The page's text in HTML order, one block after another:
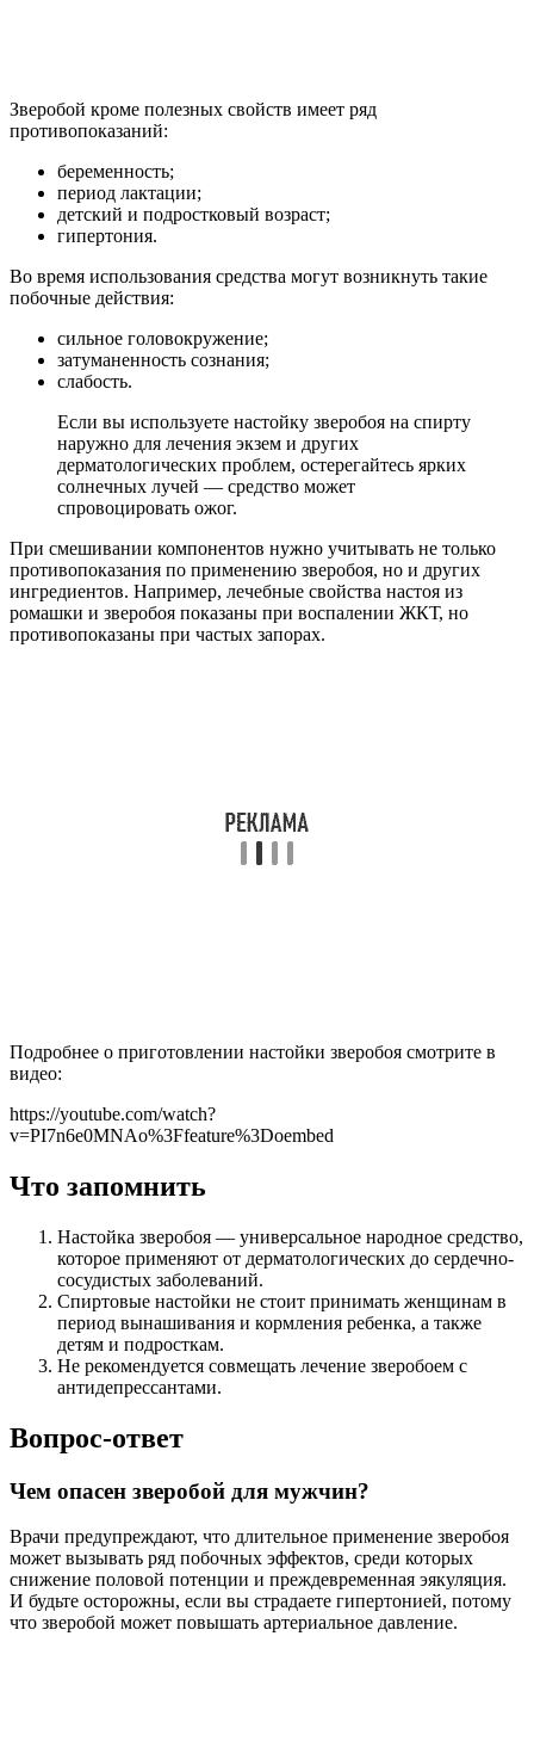
Зверобой кроме полезных свойств имеет ряд
противопоказаний:
беременность;
период лактации;
детский и подростковый возраст;
гипертония.
Во время использования средства могут возникнуть такие
побочные действия:
сильное головокружение;
затуманенность сознания;
слабость.
Если вы используете настойку зверобоя на спирту
наружно для лечения экзем и других
дерматологических проблем, остерегайтесь ярких
солнечных лучей — средство может
спровоцировать ожог.
При смешивании компонентов нужно учитывать не только
противопоказания по применению зверобоя, но и других
ингредиентов. Например, лечебные свойства настоя из
ромашки и зверобоя показаны при воспалении ЖКТ, но
противопоказаны при частых запорах.
Подробнее о приготовлении настойки зверобоя смотрите в
видео:
https://youtube.com/watch?
v=PI7n6e0MNAo%3Ffeature%3Doembed
Что запомнить
Настойка зверобоя — универсальное народное средство,
которое применяют от дерматологических до сердечно-
сосудистых заболеваний.
Спиртовые настойки не стоит принимать женщинам в
период вынашивания и кормления ребенка, а также
детям и подросткам.
Не рекомендуется совмещать лечение зверобоем с
антидепрессантами.
Вопрос-ответ
Чем опасен зверобой для мужчин?
Врачи предупреждают, что длительное применение зверобоя
может вызывать ряд побочных эффектов, среди которых
снижение половой потенции и преждевременная эякуляция.
И будьте осторожны, если вы страдаете гипертонией, потому
что зверобой может повышать артериальное давление.